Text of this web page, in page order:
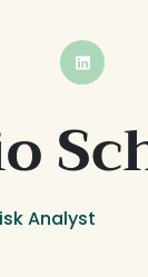
BUTTON
Analyst